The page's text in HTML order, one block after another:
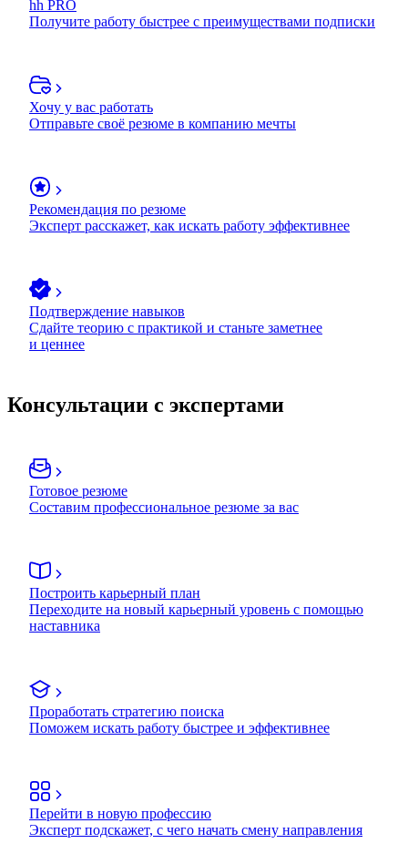
hh PRO
Получите работу быстрее с преимуществами подписки
Хочу у вас работать
Отправьте своё резюме в компанию мечты
Рекомендация по резюме
Эксперт расскажет, как искать работу эффективнее
Подтверждение навыков
Сдайте теорию с практикой и станьте заметнее
и ценнее
Консультации с экспертами
Готовое резюме
Составим профессиональное резюме за вас
Построить карьерный план
Переходите на новый карьерный уровень с помощью
наставника
Проработать стратегию поиска
Поможем искать работу быстрее и эффективнее
Перейти в новую профессию
Эксперт подскажет, с чего начать смену направления